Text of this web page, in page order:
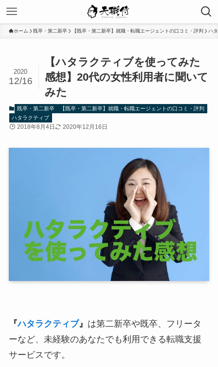
ホーム 既卒・第二新卒 【既卒・第二新卒】就職・転職エージェントの口コミ・評判 ハ
【ハタラクティブを使ってみた
感想】20代の女性利用者に聞いて
みた
2020
12/16
既卒・第二新卒
【既卒・第二新卒】就職・転職エージェントの口コミ・評判
ハタラクティブ
2018年8月4日 2020年12月16日
『ハタラクティブ』 は第二新卒や既卒、フリータ
ーなど、未経験のあなたでも利用できる転職支援
サービスです。